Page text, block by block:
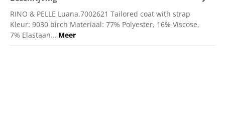
RINO & PELLE Luana.7002621 Tailored coat with strap
Kleur: 9030 birch Materiaal: 77% Polyester, 16% Viscose,
7% Elastaan… Meer